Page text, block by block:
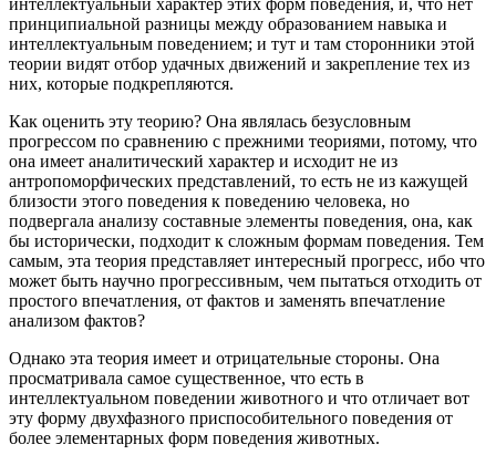
интеллектуальный характер этих форм поведения, и, что нет
принципиальной разницы между образованием навыка и
интеллектуальным поведением; и тут и там сторонники этой
теории видят отбор удачных движений и закрепление тех из
них, которые подкрепляются.
Как оценить эту теорию? Она являлась безусловным
прогрессом по сравнению с прежними теориями, потому, что
она имеет аналитический характер и исходит не из
антропоморфических представлений, то есть не из кажущей
близости этого поведения к поведению человека, но
подвергала анализу составные элементы поведения, она, как
бы исторически, подходит к сложным формам поведения. Тем
самым, эта теория представляет интересный прогресс, ибо что
может быть научно прогрессивным, чем пытаться отходить от
простого впечатления, от фактов и заменять впечатление
анализом фактов?
Однако эта теория имеет и отрицательные стороны. Она
просматривала самое существенное, что есть в
интеллектуальном поведении животного и что отличает вот
эту форму двухфазного приспособительного поведения от
более элементарных форм поведения животных.